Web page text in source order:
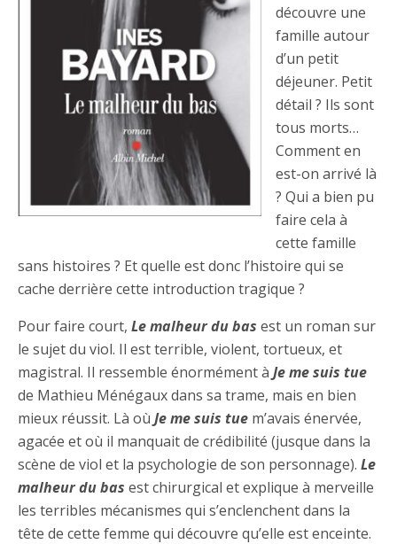
découvre une
famille autour
d’un petit
déjeuner. Petit
détail ? Ils sont
tous morts…
Comment en
est-on arrivé là
? Qui a bien pu
faire cela à
cette famille
sans histoires ? Et quelle est donc l’histoire qui se
cache derrière cette introduction tragique ?
Pour faire court, Le malheur du bas est un roman sur
le sujet du viol. Il est terrible, violent, tortueux, et
magistral. Il ressemble énormément à Je me suis tue
de Mathieu Ménégaux dans sa trame, mais en bien
mieux réussit. Là où Je me suis tue m’avais énervée,
agacée et où il manquait de crédibilité (jusque dans la
scène de viol et la psychologie de son personnage). Le
malheur du bas est chirurgical et explique à merveille
les terribles mécanismes qui s’enclenchent dans la
tête de cette femme qui découvre qu’elle est enceinte.